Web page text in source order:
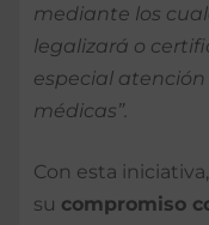
mediante los
legalizará o
especial
médicas”.
Con esta
su compromiso